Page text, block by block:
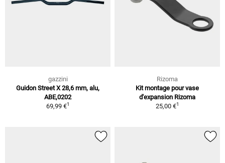
gazzini
Guidon Street X 28,6 mm, alu,
ABE,0202
69,99 €1
Rizoma
Kit montage pour vase
d'expansion Rizoma
25,00 €1